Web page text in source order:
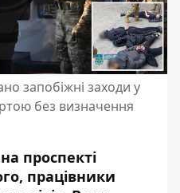
запобіжні заходи у
без визначення
проспекті
працівники